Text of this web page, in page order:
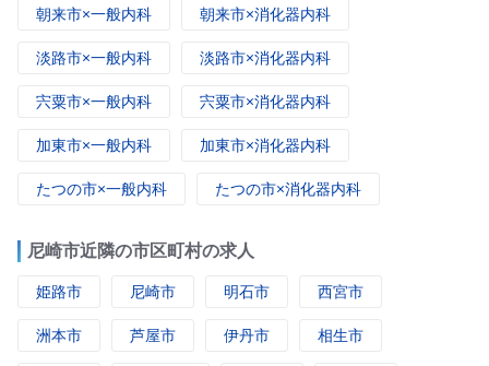
朝来市×一般内科 朝来市×消化器内科
淡路市×一般内科 淡路市×消化器内科
宍粟市×一般内科 宍粟市×消化器内科
加東市×一般内科 加東市×消化器内科
たつの市×一般内科 たつの市×消化器内科
尼崎市近隣の市区町村の求人
姫路市 尼崎市 明石市 西宮市
洲本市 芦屋市 伊丹市 相生市